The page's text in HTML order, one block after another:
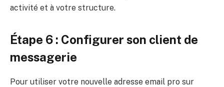
activité et à votre structure.
Étape 6 : Configurer son client de
messagerie
Pour utiliser votre nouvelle adresse email pro sur